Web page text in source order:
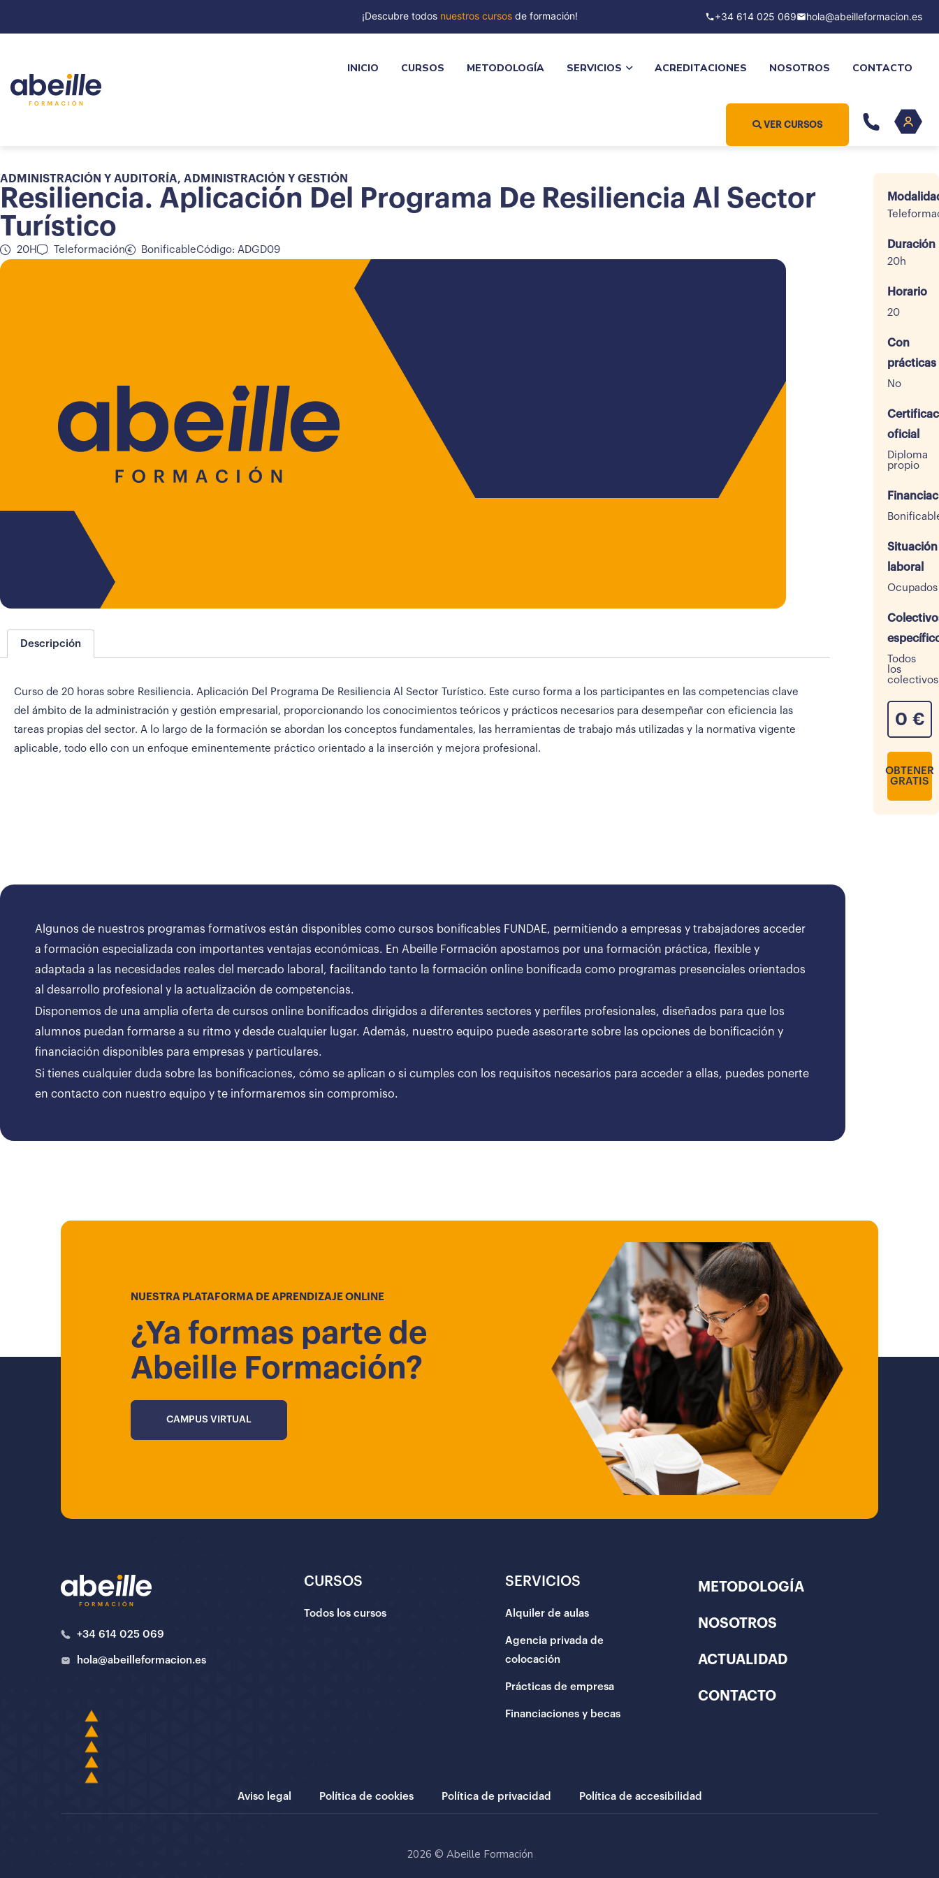
¡Descubre todos nuestros cursosde formación! +34 614 025 069 hola@abeilleformacion.es
INICIO CURSOS METODOLOGÍA SERVICIOS ACREDITACIONES NOSOTROS CONTACTO
VER CURSOS
ADMINISTRACIÓN Y AUDITORÍA, ADMINISTRACIÓN Y GESTIÓN
Resiliencia. Aplicación Del Programa De Resiliencia Al Sector
Turístico
20H Teleformación BonificableCódigo: ADGD09
Descripción
Curso de 20 horas sobre Resiliencia. Aplicación Del Programa De Resiliencia Al Sector Turístico. Este curso forma a los participantes en las competencias clave
del ámbito de la administración y gestión empresarial, proporcionando los conocimientos teóricos y prácticos necesarios para desempeñar con eficiencia las
tareas propias del sector. A lo largo de la formación se abordan los conceptos fundamentales, las herramientas de trabajo más utilizadas y la normativa vigente
aplicable, todo ello con un enfoque eminentemente práctico orientado a la inserción y mejora profesional.
Duración
20h
Horario
20
Con
prácticas
No
oficial
Diploma
propio
Situación
laboral
Ocupados
Todos
los
colectivos
0 €
OBTENER
GRATIS
Algunos de nuestros programas formativos están disponibles como cursos bonificables FUNDAE, permitiendo a empresas y trabajadores acceder
a formación especializada con importantes ventajas económicas. En Abeille Formación apostamos por una formación práctica, flexible y
adaptada a las necesidades reales del mercado laboral, facilitando tanto la formación online bonificada como programas presenciales orientados
al desarrollo profesional y la actualización de competencias.
Disponemos de una amplia oferta de cursos online bonificados dirigidos a diferentes sectores y perfiles profesionales, diseñados para que los
alumnos puedan formarse a su ritmo y desde cualquier lugar. Además, nuestro equipo puede asesorarte sobre las opciones de bonificación y
financiación disponibles para empresas y particulares.
Si tienes cualquier duda sobre las bonificaciones, cómo se aplican o si cumples con los requisitos necesarios para acceder a ellas, puedes ponerte
en contacto con nuestro equipo y te informaremos sin compromiso.
NUESTRA PLATAFORMA DE APRENDIZAJE ONLINE
¿Ya formas parte de
Abeille Formación?
CAMPUS VIRTUAL
+34 614 025 069
hola@abeilleformacion.es
CURSOS
Todos los cursos
SERVICIOS
Alquiler de aulas
Agencia privada de
colocación
Prácticas de empresa
Financiaciones y becas
METODOLOGÍA
NOSOTROS
ACTUALIDAD
CONTACTO
Aviso legal Política de cookies Política de privacidad Política de accesibilidad
2026 © Abeille Formación